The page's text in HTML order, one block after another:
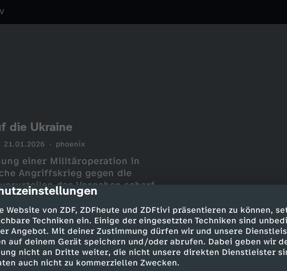
Website von ZDF, ZDFheute und ZDFtivi präsentieren zu können,
Techniken ein. Einige der eingesetzten Techniken sind
Angebot. Mit deiner Zustimmung dürfen wir und unsere
auf deinem Gerät speichern und/oder abrufen. Dabei geben wir
nicht an Dritte weiter, die nicht unsere direkten Dienstleister
auch nicht zu kommerziellen Zwecken.
die Ukraine
21.01.2026 phoenix
einer Militäroperation in
Angriffskrieg gegen die
das Vorgehen scharf
vor.